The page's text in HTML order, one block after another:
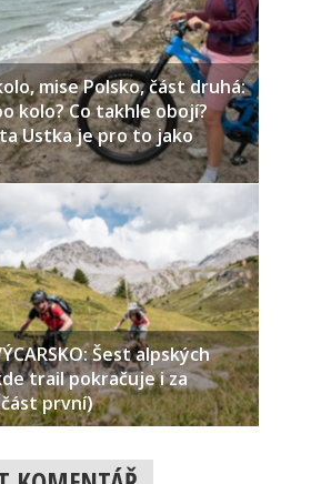
mise Polsko, část druhá:
kolo? Co takhle obojí?
Ustka je pro to jako
Šest alpských
trail pokračuje i za
první)